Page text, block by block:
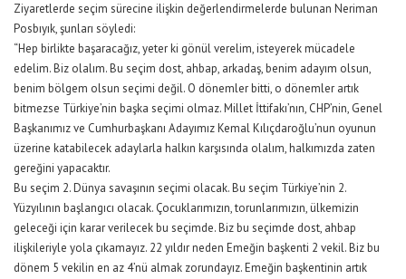
Ziyaretlerde seçim sürecine ilişkin değerlendirmelerde bulunan Neriman
Posbıyık, şunları söyledi:
“Hep birlikte başaracağız, yeter ki gönül verelim, isteyerek mücadele
edelim. Biz olalım. Bu seçim dost, ahbap, arkadaş, benim adayım olsun,
benim bölgem olsun seçimi değil. O dönemler bitti, o dönemler artık
bitmezse Türkiye’nin başka seçimi olmaz. Millet İttifakı’nın, CHP’nin, Genel
Başkanımız ve Cumhurbaşkanı Adayımız Kemal Kılıçdaroğlu’nun oyunun
üzerine katabilecek adaylarla halkın karşısında olalım, halkımızda zaten
gereğini yapacaktır.
Bu seçim 2. Dünya savaşının seçimi olacak. Bu seçim Türkiye’nin 2.
Yüzyılının başlangıcı olacak. Çocuklarımızın, torunlarımızın, ülkemizin
geleceği için karar verilecek bu seçimde. Biz bu seçimde dost, ahbap
ilişkileriyle yola çıkamayız. 22 yıldır neden Emeğin başkenti 2 vekil. Biz bu
dönem 5 vekilin en az 4’nü almak zorundayız. Emeğin başkentinin artık